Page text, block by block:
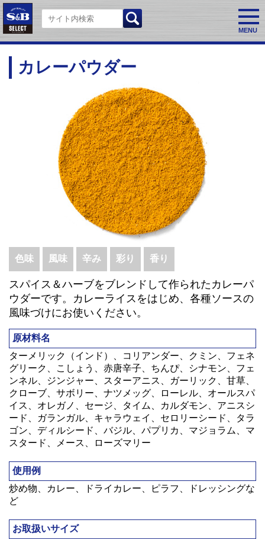
MENU
カレーパウダー
色味 風味 辛み 彩り 香り
スパイス＆ハーブをブレンドして作られたカレーパ
ウダーです。カレーライスをはじめ、各種ソースの
風味づけにお使いください。
原材料名
ターメリック（インド）、コリアンダー、クミン、フェネ
グリーク、こしょう、赤唐辛子、ちんぴ、シナモン、フェ
ンネル、ジンジャー、スターアニス、ガーリック、甘草、
クローブ、サボリー、ナツメッグ、ローレル、オールスパ
イス、オレガノ、セージ、タイム、カルダモン、アニスシ
ード、ガランガル、キャラウェイ、セロリーシード、タラ
ゴン、ディルシード、バジル、パプリカ、マジョラム、マ
スタード、メース、ローズマリー
使用例
炒め物、カレー、ドライカレー、ピラフ、ドレッシングな
ど
お取扱いサイズ